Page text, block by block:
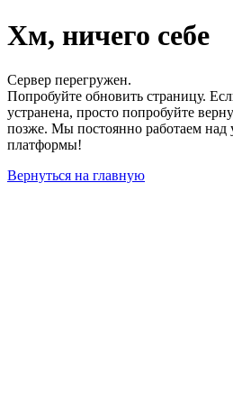
Хм, ничего себе
Сервер перегружен.
Попробуйте обновить страницу.
устранена, просто попробуйте
позже. Мы постоянно работаем над
платформы!
Вернуться на главную